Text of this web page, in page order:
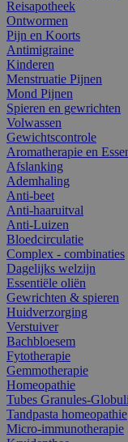
Reisapotheek
Ontwormen
Pijn en Koorts
Antimigraine
Kinderen
Menstruatie Pijnen
Mond Pijnen
Spieren en gewrichten
Volwassen
Gewichtscontrole
Aromatherapie en
Afslanking
Ademhaling
Anti-beet
Anti-haaruitval
Anti-Luizen
Bloedcirculatie
Complex - combinaties
Dagelijks welzijn
Essentiële oliën
Gewrichten & spieren
Huidverzorging
Verstuiver
Bachbloesem
Fytotherapie
Gemmotherapie
Homeopathie
Tubes Granules-Globuli
Tandpasta homeopathie
Micro-immunotherapie